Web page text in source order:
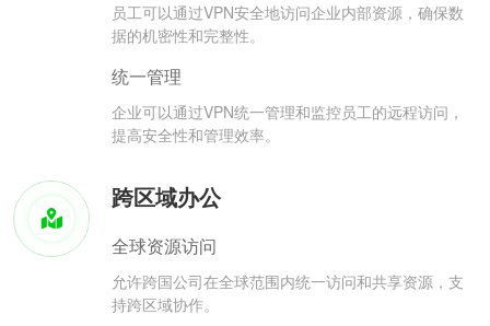
员工可以通过VPN安全地访问企业内部资源，确保数
据的机密性和完整性。
统一管理
企业可以通过VPN统一管理和监控员工的远程访问，
提高安全性和管理效率。
跨区域办公
全球资源访问
允许跨国公司在全球范围内统一访问和共享资源，支
持跨区域协作。